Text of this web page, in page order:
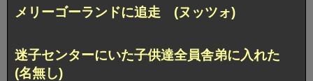
メリーゴーランドに追走 (ヌッツォ)
迷子センターにいた子供達全員舎弟に入れた
(名無し)